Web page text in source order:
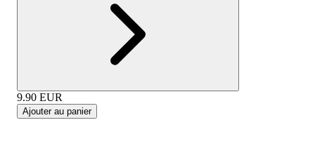
9.90 EUR
Ajouter au panier